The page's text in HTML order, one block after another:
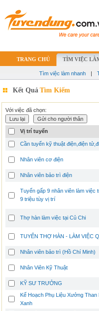
TRANG CHỦ TÌM VIỆC
Tìm việc làm nhanh |
Kết Quả Tìm Kiếm
Với việc đã chọn:
Vị trí tuyển
Cần tuyển kỹ thuật điện,điện
Nhân viên cơ điện
Nhân viên bảo trì điện
Tuyển gấp 9 nhân viên làm việc
9 triệu tùy vị trí
Thợ hàn làm việc tại Củ Chi
TUYỂN THỢ HÀN - LÀM VIỆC
Nhân viên bảo trì (Hồ Chí Minh)
Nhân Viên Kỹ Thuật
KỸ SƯ TRƯỞNG
Kế Hoạch Phụ Liệu Xưởng Than
Xanh